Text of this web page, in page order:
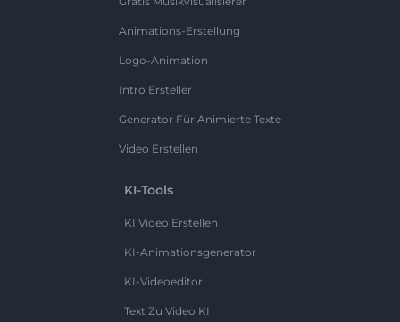
Animations-Erstellung
Logo-Animation
Intro Ersteller
Generator Für Animierte Texte
Video Erstellen
KI-Tools
KI Video Erstellen
KI-Animationsgenerator
KI-Videoeditor
Text Zu Video KI